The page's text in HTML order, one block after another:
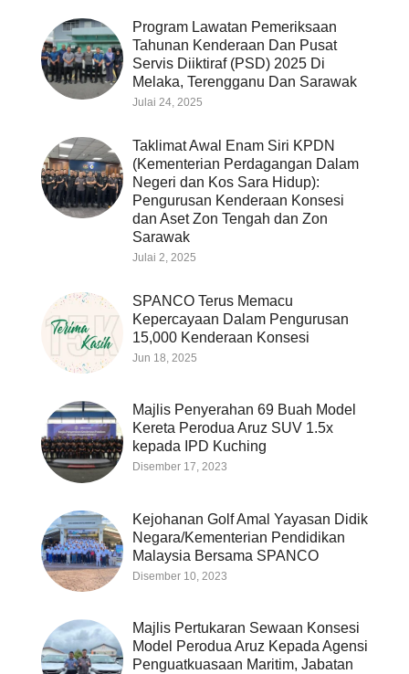
Program Lawatan Pemeriksaan
Tahunan Kenderaan Dan Pusat
Servis Diiktiraf (PSD) 2025 Di
Melaka, Terengganu Dan Sarawak
Julai 24, 2025
Taklimat Awal Enam Siri KPDN
(Kementerian Perdagangan Dalam
Negeri dan Kos Sara Hidup):
Pengurusan Kenderaan Konsesi
dan Aset Zon Tengah dan Zon
Sarawak
Julai 2, 2025
SPANCO Terus Memacu
Kepercayaan Dalam Pengurusan
15,000 Kenderaan Konsesi
Jun 18, 2025
Majlis Penyerahan 69 Buah Model
Kereta Perodua Aruz SUV 1.5x
kepada IPD Kuching
Disember 17, 2023
Kejohanan Golf Amal Yayasan Didik
Negara/Kementerian Pendidikan
Malaysia Bersama SPANCO
Disember 10, 2023
Majlis Pertukaran Sewaan Konsesi
Model Perodua Aruz Kepada Agensi
Penguatkuasaan Maritim, Jabatan